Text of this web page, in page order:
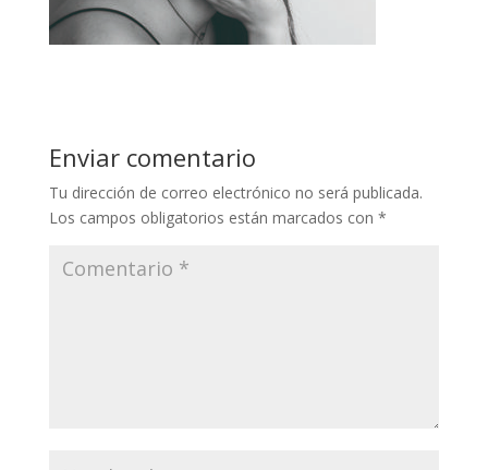
Enviar comentario
Tu dirección de correo electrónico no será publicada.
Los campos obligatorios están marcados con *